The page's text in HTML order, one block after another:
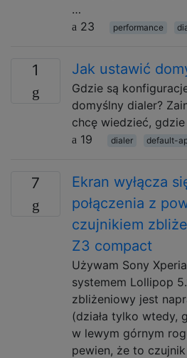
…
23
performance
1 Jak ustawić
Gdzie są
domyślny dialer?
chcę wiedzieć, gdzie
19
dialer default-
7
Ekran wyłącza
połączenia z
czujnikiem
Z3 compact
Używam Sony
systemem Lollipop
zbliżeniowy jest
(działa tylko wtedy,
w lewym górnym
pewien, że to